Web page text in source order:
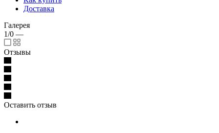
Доставка
Галерея
1/0 —
Отзывы
Оставить отзыв